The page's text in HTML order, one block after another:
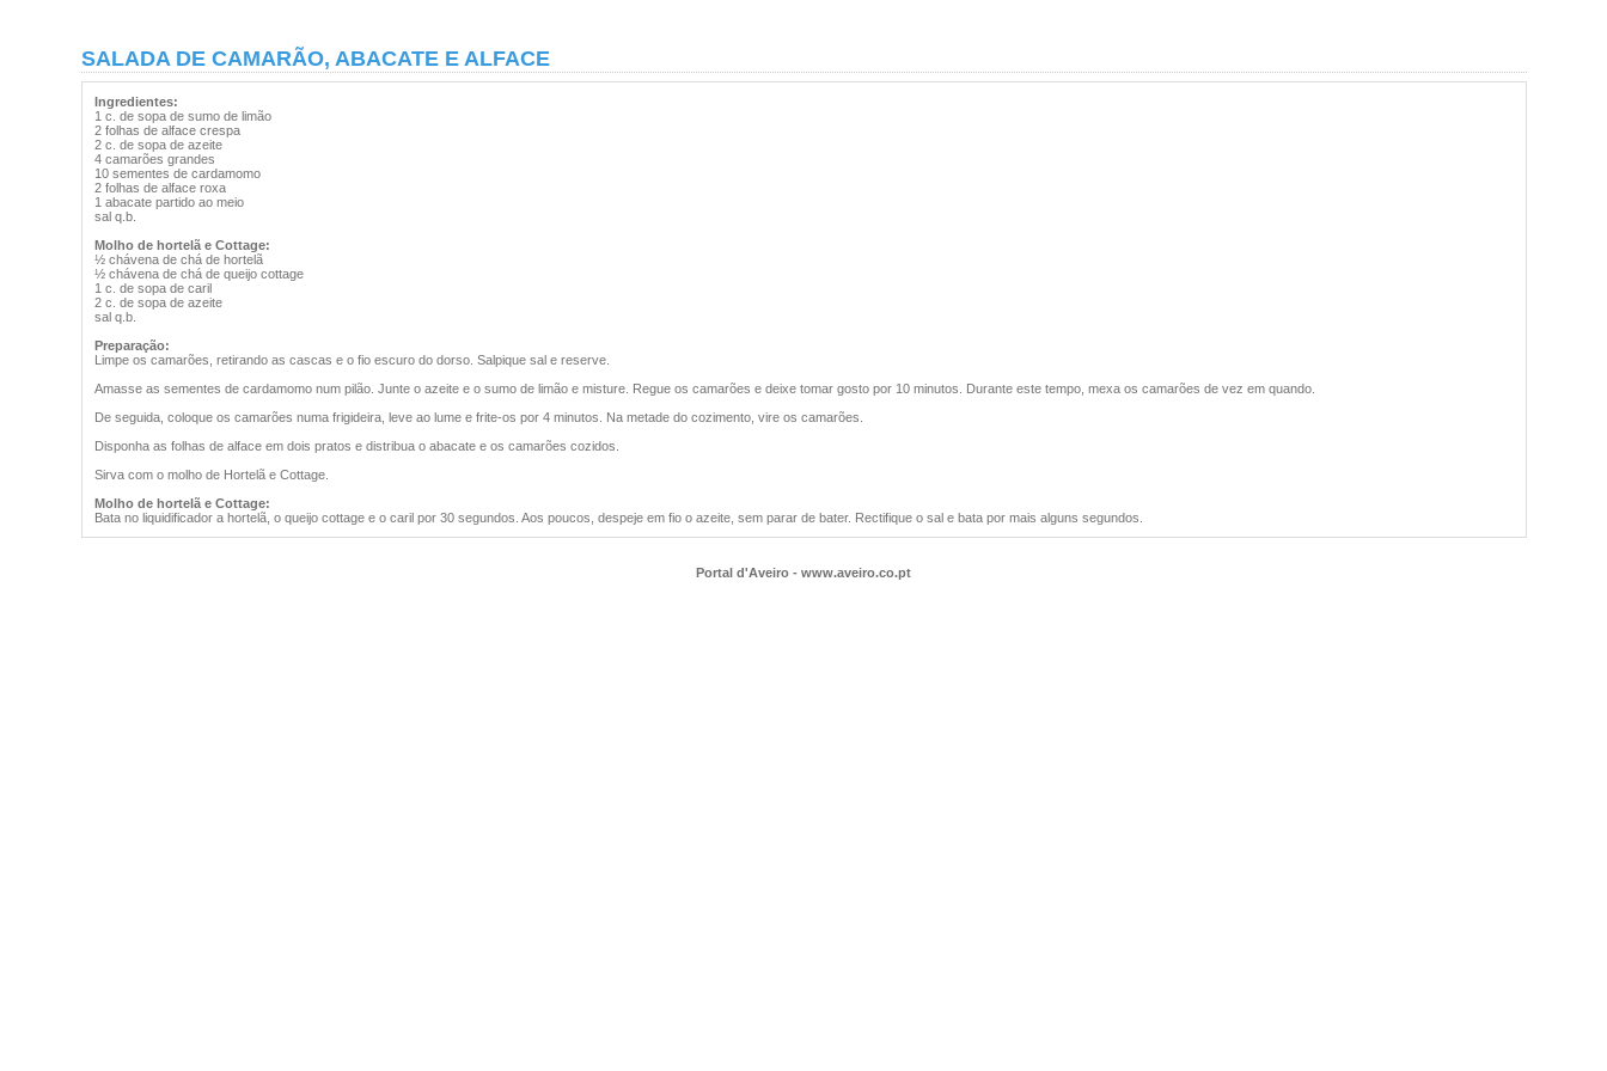
SALADA DE CAMARÃO, ABACATE E ALFACE
Ingredientes:
1 c. de sopa de sumo de limão
2 folhas de alface crespa
2 c. de sopa de azeite
4 camarões grandes
10 sementes de cardamomo
2 folhas de alface roxa
1 abacate partido ao meio
sal q.b.
Molho de hortelã e Cottage:
½ chávena de chá de hortelã
½ chávena de chá de queijo cottage
1 c. de sopa de caril
2 c. de sopa de azeite
sal q.b.
Preparação:
Limpe os camarões, retirando as cascas e o fio escuro do dorso. Salpique sal e reserve.
Amasse as sementes de cardamomo num pilão. Junte o azeite e o sumo de limão e misture. Regue os camarões e deixe tomar gosto por 10 minutos. Durante este tempo, mexa os camarões de vez em quando.
De seguida, coloque os camarões numa frigideira, leve ao lume e frite-os por 4 minutos. Na metade do cozimento, vire os camarões.
Disponha as folhas de alface em dois pratos e distribua o abacate e os camarões cozidos.
Sirva com o molho de Hortelã e Cottage.
Molho de hortelã e Cottage:
Bata no liquidificador a hortelã, o queijo cottage e o caril por 30 segundos. Aos poucos, despeje em fio o azeite, sem parar de bater. Rectifique o sal e bata por mais alguns segundos.
Portal d'Aveiro - www.aveiro.co.pt